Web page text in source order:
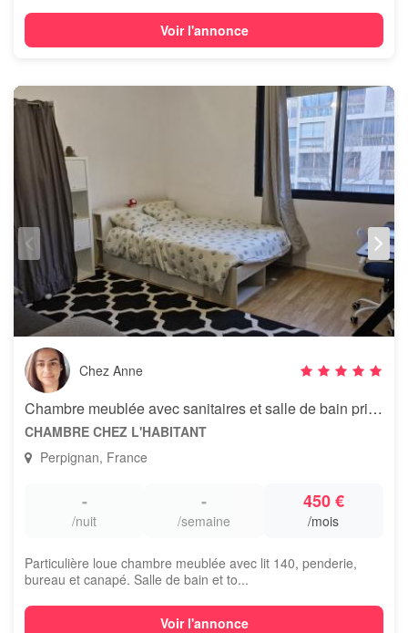
Voir l'annonce
Chez Anne
Chambre meublée avec sanitaires et salle de bain privés
CHAMBRE CHEZ L'HABITANT
Perpignan, France
-
/nuit
-
/semaine
450 €
/mois
Particulière loue chambre meublée avec lit 140, penderie,
bureau et canapé. Salle de bain et to...
Voir l'annonce